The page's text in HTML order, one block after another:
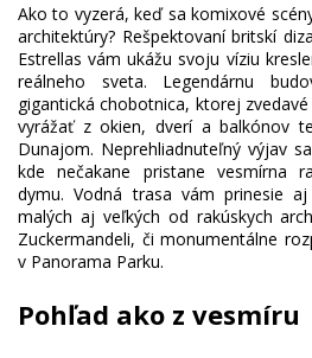
Ako to vyzerá, keď sa komixové
architektúry? Rešpektovaní britskí
Estrellas vám ukážu svoju víziu
reálneho sveta. Legendárnu
gigantická chobotnica, ktorej
vyrážať z okien, dverí a balkónov
Dunajom. Neprehliadnuteľný výjav
kde nečakane pristane vesmírna
dymu. Vodná trasa vám prinesie
malých aj veľkých od rakúskych
Zuckermandeli, či monumentálne
Pohľad ako z vesmíru